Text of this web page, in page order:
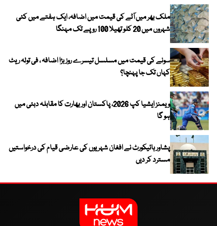
ملک بھر میں آٹے کی قیمت میں اضافہ، ایک ہفتے میں کئی
شہروں میں 20 کلو تھیلا 100 روپے تک مہنگا
سونے کی قیمت میں مسلسل تیسرے روز بڑا اضافہ ، فی تولہ ریٹ
کہاں تک جا پہنچا؟
ویمنز ایشیا کپ 2026، پاکستان اور بھارت کا مقابلہ دبئی میں
ہو گا
پشاور ہائیکورٹ نے افغان شہریوں کی عارضی قیام کی درخواستیں
مسترد کر دیں